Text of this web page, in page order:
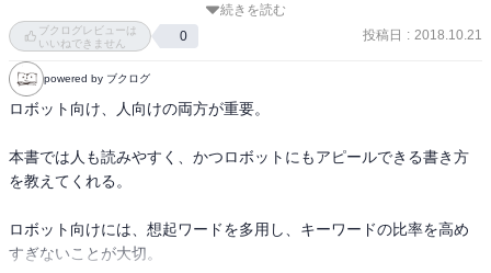
キーワードだけ詰め込むのではなく、よく出る単語が入っていそ
うか
①同義語
②類義語
③上位・下位・部位語
⑤複合語
⑥派生語
コンテンツはオリジナルであるよりも、
続きを読む
ブクログレビューは
いいねできません
0 投稿日 : 2018.10.21
powered by ブクログ
ロボット向け、人向けの両方が重要。
本書では人も読みやすく、かつロボットにもアピールできる書き方
を教えてくれる。
ロボット向けには、想起ワードを多用し、キーワードの比率を高め
すぎないことが大切。